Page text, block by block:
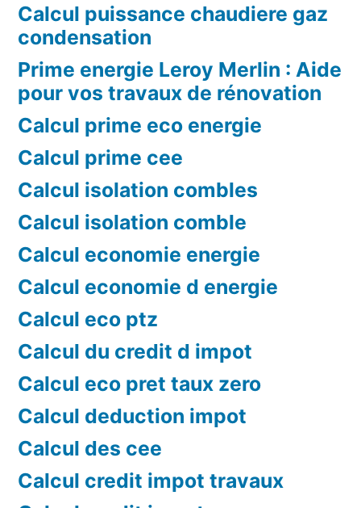
Calcul puissance chaudiere gaz
condensation
Prime energie Leroy Merlin : Aide
pour vos travaux de rénovation
Calcul prime eco energie
Calcul prime cee
Calcul isolation combles
Calcul isolation comble
Calcul economie energie
Calcul economie d energie
Calcul eco ptz
Calcul du credit d impot
Calcul eco pret taux zero
Calcul deduction impot
Calcul des cee
Calcul credit impot travaux